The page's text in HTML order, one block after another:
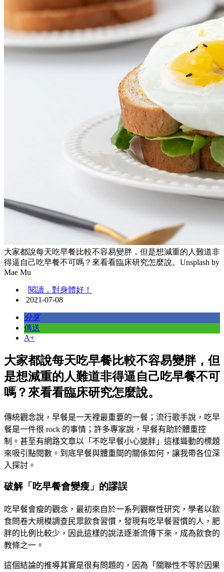
大家都說每天吃早餐比較不容易變胖，但是想減重的人難道非
得逼自己吃早餐不可嗎？來看看臨床研究怎麼說。Unsplash by
Mae Mu
閱讀，對身體好！
2021-07-08
分享
傳送
A+
大家都說每天吃早餐比較不容易變胖，但
是想減重的人難道非得逼自己吃早餐不可
嗎？來看看臨床研究怎麼說。
傳統觀念說，早餐是一天裡最重要的一餐；流行歌手說，吃早
餐是一件很 rock 的事情；許多專家說，早餐有助於體重控
制。甚至有網路文章以「不吃早餐小心變胖」這樣聳動的標題
來吸引點閱數。到底早餐與體重間的關係如何，讓我帶各位深
入探討。
破解「吃早餐會變瘦」的謬誤
吃早餐會瘦的觀念，最初來自於一系列觀察性研究，學者以飲
食問卷大規模調查民眾飲食習慣，發現有吃早餐習慣的人，肥
胖的比例比較少，因此這樣的說法逐漸流傳下來，成為飲食的
教條之一 。
這個結論的推導其實是很有問題的，因為「關聯性不等於因果